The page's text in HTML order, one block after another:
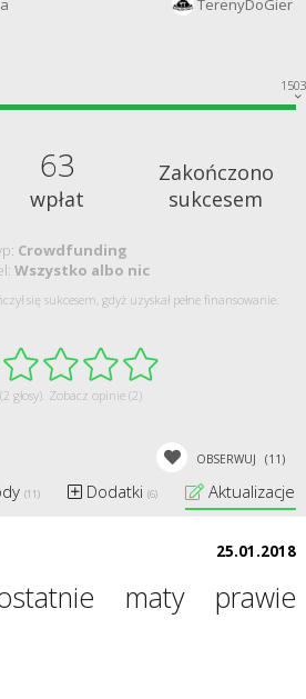
TerenyDoGier
63
wpłat
Zakończono
sukcesem
Crowdfunding
Wszystko albo nic
się sukcesem, gdyż uzyskał pełne finansowanie.
głosy). Zobacz opinie (2)
OBSERWUJ (11)
(11) Dodatki(6) Aktualizacje
25.01.2018
maty prawie